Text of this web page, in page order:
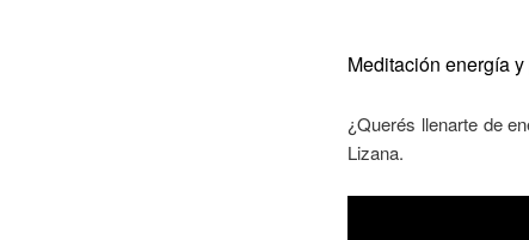
Meditación energía
¿Querés llenarte de
Lizana.